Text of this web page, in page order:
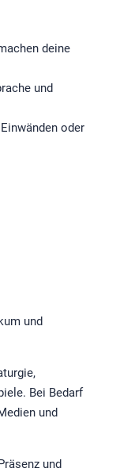
deine
und
oder
und
Bei Bedarf
und
und